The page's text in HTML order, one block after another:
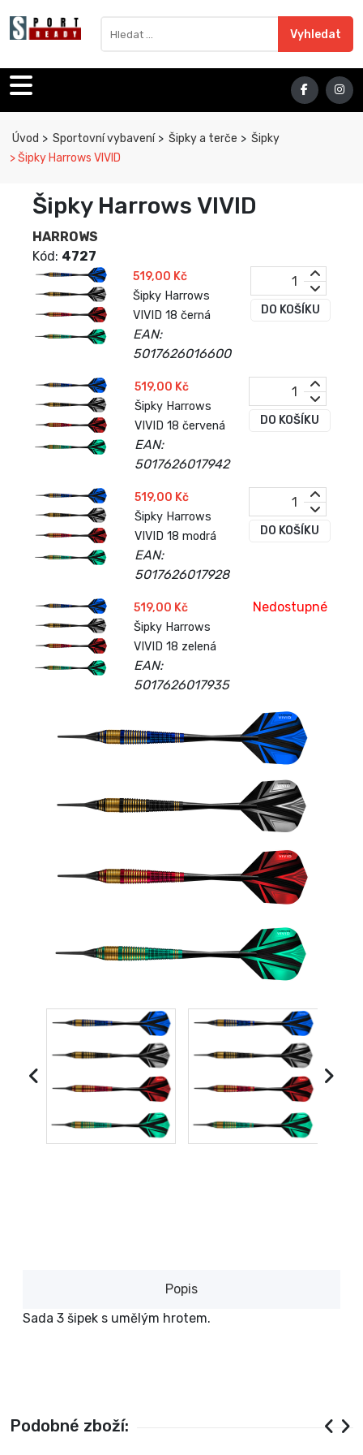
Sport Ready
Vyhledat
Úvod Sportovní vybavení Šipky a terče
Šipky
Šipky Harrows VIVID
Šipky Harrows VIVID
HARROWS
Kód: 4727
519,00 Kč
Šipky Harrows
VIVID 18 černá
EAN:
5017626016600
DO KOŠÍKU
519,00 Kč
Šipky Harrows
VIVID 18 červená
EAN:
5017626017942
DO KOŠÍKU
519,00 Kč
Šipky Harrows
VIVID 18 modrá
EAN:
5017626017928
DO KOŠÍKU
519,00 Kč
Šipky Harrows
VIVID 18 zelená
EAN:
5017626017935
Nedostupné
Popis
Sada 3 šipek s umělým hrotem.
Podobné zboží: